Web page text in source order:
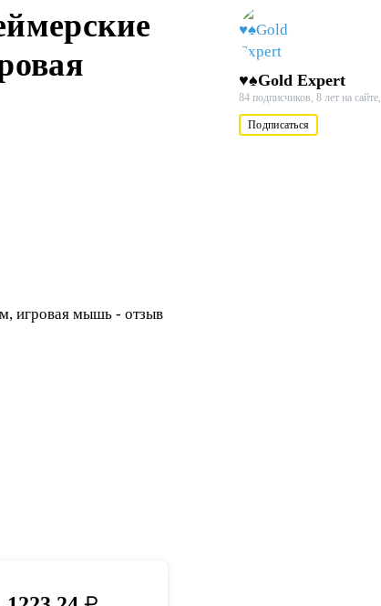
♥♠Gold Expert
84 подписчиков, 8 лет на сайте,
Подписаться